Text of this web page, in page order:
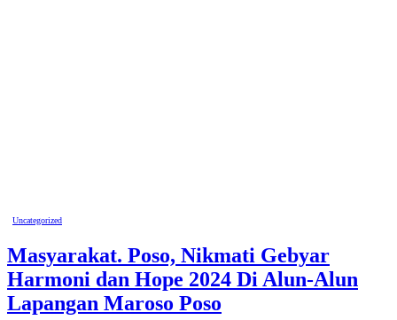
Uncategorized
Masyarakat. Poso, Nikmati Gebyar
Harmoni dan Hope 2024 Di Alun-Alun
Lapangan Maroso Poso